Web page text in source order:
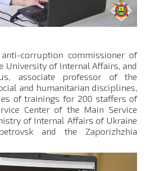
anti-corruption commissioner of
University of Internal Affairs, and
associate professor of the
and humanitarian disciplines,
of trainings for 200 staffers of
Center of the Main Service
of Internal Affairs of Ukraine
and the Zaporizhzhia